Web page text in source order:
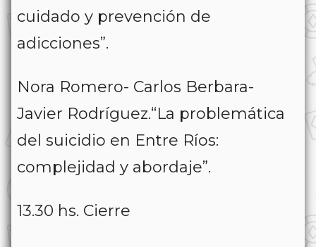
cuidado y prevención de
adicciones”.
Nora Romero- Carlos Berbara-
Javier Rodríguez.“La problemática
del suicidio en Entre Ríos:
complejidad y abordaje”.
13.30 hs. Cierre